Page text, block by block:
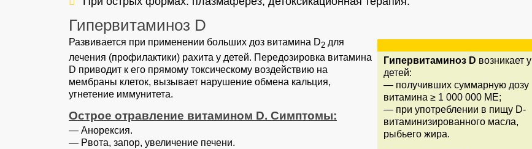
Гипервитаминоз D
Гипервитаминоз D возникает у
детей:
— получивших суммарную дозу
витамина ≥ 1 000 000МЕ;
— при употреблении в пищу D-
витаминизированного масла,
рыбьего жира.
Развивается при применении больших доз витамина D2 для
лечения (профилактики) рахита у детей. Передозировка витамина
D приводит к его прямому токсическому воздействию на
мембраны клеток, вызывает нарушение обмена кальция,
угнетение иммунитета.
Острое отравление витамином D. Симптомы:
— Анорексия.
— Рвота, запор, увеличение печени.